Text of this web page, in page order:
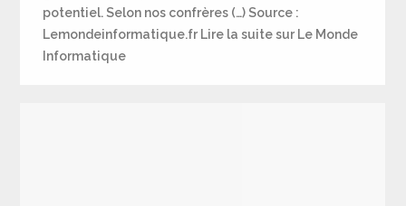
potentiel. Selon nos confrères (…) Source :
Lemondeinformatique.fr Lire la suite sur Le Monde
Informatique